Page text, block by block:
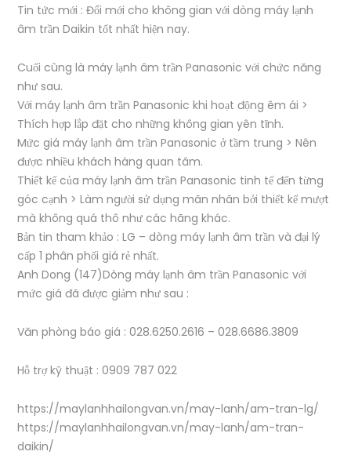
Tin tức mới : Đổi mới cho không gian với dòng máy lạnh
âm trần Daikin tốt nhất hiện nay.
Cuối cùng là máy lạnh âm trần Panasonic với chức năng
như sau.
Với máy lạnh âm trần Panasonic khi hoạt động êm ái >
Thích hợp lắp đặt cho những không gian yên tĩnh.
Mức giá máy lạnh âm trần Panasonic ở tầm trung > Nên
được nhiều khách hàng quan tâm.
Thiết kế của máy lạnh âm trần Panasonic tinh tế đến từng
góc cạnh > Làm người sử dụng mãn nhãn bởi thiết kế mượt
mà không quá thô như các hãng khác.
Bản tin tham khảo : LG – dòng máy lạnh âm trần và đại lý
cấp 1 phân phối giá rẻ nhất.
Anh Dong (147)Dòng máy lạnh âm trần Panasonic với
mức giá đã được giảm như sau :
Văn phòng báo giá : 028.6250.2616 – 028.6686.3809
Hỗ trợ kỹ thuật : 0909 787 022
https://maylanhhailongvan.vn/may-lanh/am-tran-lg/
https://maylanhhailongvan.vn/may-lanh/am-tran-
daikin/